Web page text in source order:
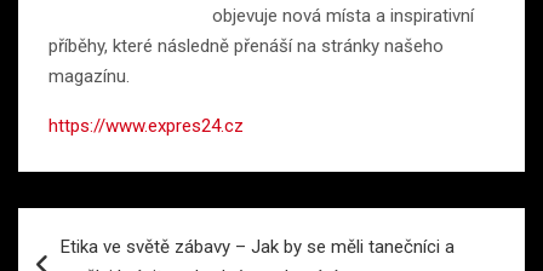
objevuje nová místa a inspirativní
příběhy, které následně přenáší na stránky našeho
magazínu.
https://www.expres24.cz
proEtika ve světě zábavy – Jak by se měli tanečníci a